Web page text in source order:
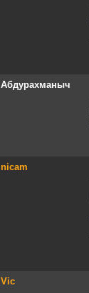
Абдурахманыч
nicam
Vic